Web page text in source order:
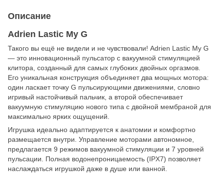
Описание
Adrien Lastic My G
Такого вы ещё не видели и не чувствовали! Adrien Lastic My G
— это инновационный пульсатор с вакуумной стимуляцией
клитора, созданный для самых глубоких двойных оргазмов.
Его уникальная конструкция объединяет два мощных мотора:
один ласкает точку G пульсирующими движениями, словно
игривый настойчивый пальчик, а второй обеспечивает
вакуумную стимуляцию нового типа с двойной мембраной для
максимально ярких ощущений.
Игрушка идеально адаптируется к анатомии и комфортно
размещается внутри. Управление моторами автономное,
предлагается 9 режимов вакуумной стимуляции и 7 уровней
пульсации. Полная водонепроницаемость (IPX7) позволяет
наслаждаться игрушкой даже в душе или ванной.